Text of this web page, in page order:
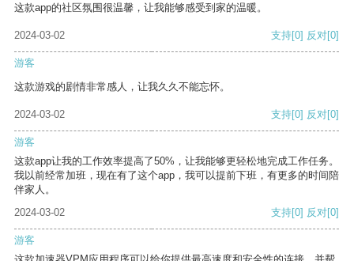
这款app的社区氛围很温馨，让我能够感受到家的温暖。
2024-03-02 支持[0] 反对[0]
游客
这款游戏的剧情非常感人，让我久久不能忘怀。
2024-03-02 支持[0] 反对[0]
游客
这款app让我的工作效率提高了50%，让我能够更轻松地完成工作任务。
我以前经常加班，现在有了这个app，我可以提前下班，有更多的时间陪
伴家人。
2024-03-02
支持[0] 反对[0]
游客